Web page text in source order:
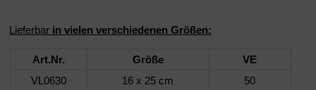
Lieferbar in vielen verschiedenen Größen:
Art.Nr. Größe
VE
VL0630
16 x 25 cm
50